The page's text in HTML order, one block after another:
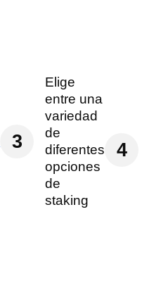
3
Elige
entre una
variedad
de
diferentes
opciones
de
staking
4